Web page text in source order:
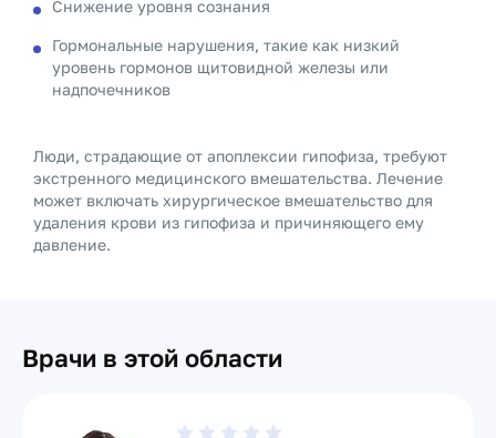
Снижение уровня сознания
Гормональные нарушения, такие как низкий
уровень гормонов щитовидной железы или
надпочечников
Люди, страдающие от апоплексии гипофиза, требуют
экстренного медицинского вмешательства. Лечение
может включать хирургическое вмешательство для
удаления крови из гипофиза и причиняющего ему
давление.
Врачи в этой области